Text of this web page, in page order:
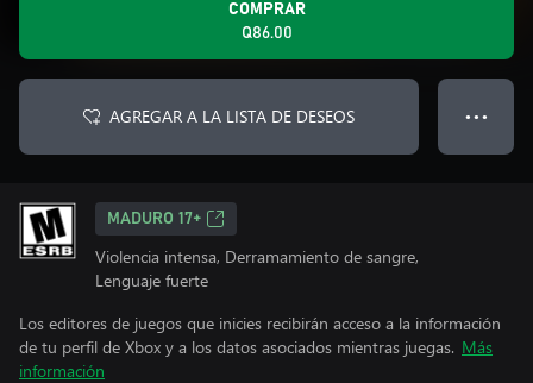
COMPRAR
Q86.00
AGREGAR A LA LISTA DE DESEOS ● ● ●
MADURO 17+
Violencia intensa, Derramamiento de sangre,
Lenguaje fuerte
Los editores de juegos que inicies recibirán acceso a la información
de tu perfil de Xbox y a los datos asociados mientras juegas. Más
información